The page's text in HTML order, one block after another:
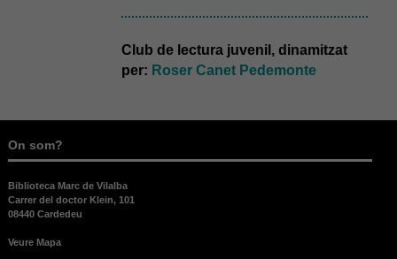
Club de lectura juvenil, dinamitzat
per: Roser Canet Pedemonte
On som?
Biblioteca Marc de Vilalba
Carrer del doctor Klein, 101
08440 Cardedeu
Veure Mapa